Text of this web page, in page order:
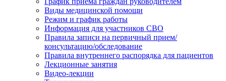
Виды медицинской помощи
Режим и график работы
Информация для участников СВО
Правила записи на первичный прием/
консультацию/обследование
Правила внутреннего распорядка для пациентов
Лекционные занятия
Видео-лекции